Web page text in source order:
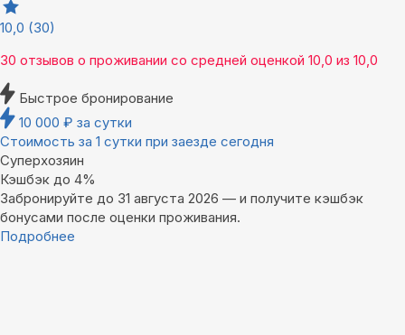
10,0 (30)
30 отзывов о проживании со средней оценкой 10,0 из 10,0
Быстрое бронирование
10 000 ₽ за сутки
Стоимость за 1 сутки при заезде сегодня
Суперхозяин
Кэшбэк до 4%
Забронируйте до 31 августа 2026 — и получите кэшбэк
бонусами после оценки проживания.
Подробнее